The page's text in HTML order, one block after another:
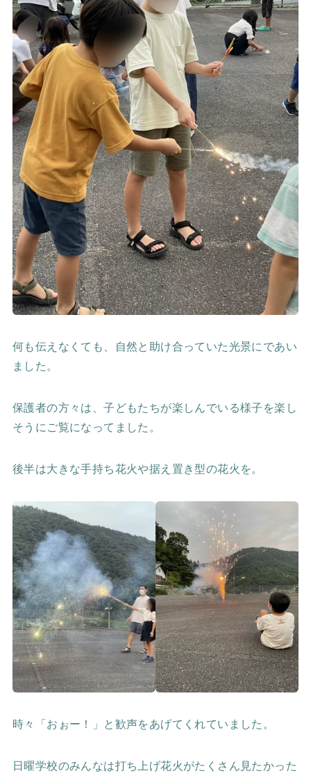
何も伝えなくても、自然と助け合っていた光景にであい
ました。
保護者の方々は、子どもたちが楽しんでいる様子を楽し
そうにご覧になってました。
後半は大きな手持ち花火や据え置き型の花火を。
時々「おぉー！」と歓声をあげてくれていました。
日曜学校のみんなは打ち上げ花火がたくさん見たかった